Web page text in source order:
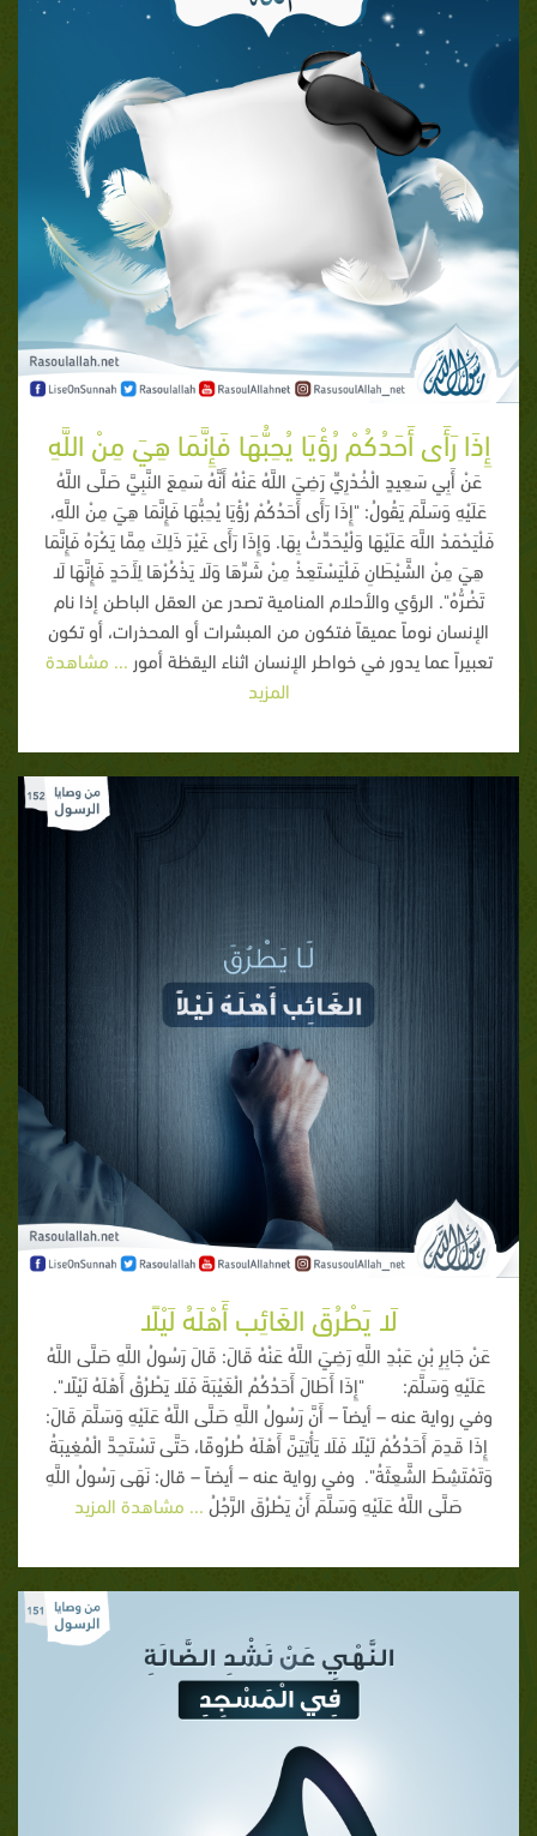
إِذَا رَأَى أَحَدُكُمْ رُؤْيَا يُحِبُّهَا فَإِنَّمَا هِيَ مِنْ اللَّهِ
عَنْ أَبِي سَعِيدٍ الْخُدْرِيِّ رَضِيَ اللَّهُ عَنْهُ أَنَّهُ سَمِعَ النَّبِيَّ صَلَّى اللَّهُ
عَلَيْهِ وَسَلَّمَ يَقُولُ: "إِذَا رَأَى أَحَدُكُمْ رُؤْيَا يُحِبُّهَا فَإِنَّمَا هِيَ مِنْ اللَّهِ،
فَلْيَحْمَدْ اللَّهَ عَلَيْهَا وَلْيُحَدِّثْ بِهَا. وَإِذَا رَأَى غَيْرَ ذَلِكَ مِمَّا يَكْرَهُ فَإِنَّمَا
هِيَ مِنْ الشَّيْطَانِ فَلْيَسْتَعِذْ مِنْ شَرِّهَا وَلَا يَذْكُرْهَا لِأَحَدٍ فَإِنَّهَا لَا
تَضُرُّهُ". الرؤي والأحلام المنامية تصدر عن العقل الباطن إذا نام
الإنسان نوماً عميقاً فتكون من المبشرات أو المحذرات، أو تكون
تعبيراً عما يدور في خواطر الإنسان اثناء اليقظة أمور ... مشاهدة
المزيد
لَا يَطْرُقَ الغَائِب أَهْلَهُ لَيْلًا
عَنْ جَابِرِ بْنِ عَبْدِ اللَّهِ رَضِيَ اللَّهُ عَنْهُ قَالَ: قَالَ رَسُولُ اللَّهِ صَلَّى اللَّهُ
عَلَيْهِ وَسَلَّمَ: "إِذَا أَطَالَ أَحَدُكُمُ الْغَيْبَةَ فَلَا يَطْرُقْ أَهْلَهُ لَيْلًا".
وفي رواية عنه – أيضاً – أَنَّ رَسُولُ اللَّهِ صَلَّى اللَّهُ عَلَيْهِ وَسَلَّمَ قَالَ:
إِذَا قَدِمَ أَحَدُكُمْ لَيْلًا فَلَا يَأْتِيَنَّ أَهْلَهُ طُرُوقًا، حَتَّى تَسْتَحِدَّ الْمُغِيبَةُ
وَتَمْتَشِطَ الشَّعِثَةُ". وفي رواية عنه – أيضاً – قال: نَهَى رَسُولُ اللَّهِ
صَلَّى اللَّهُ عَلَيْهِ وَسَلَّمَ أَنْ يَطْرُقَ الرَّجُلُ ... مشاهدة المزيد